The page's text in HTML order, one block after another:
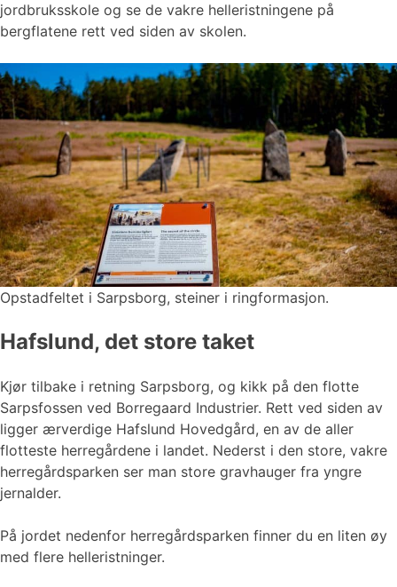
jordbruksskole og se de vakre helleristningene på
bergflatene rett ved siden av skolen.
Opstadfeltet i Sarpsborg, steiner i ringformasjon.
Hafslund, det store taket
Kjør tilbake i retning Sarpsborg, og kikk på den flotte
Sarpsfossen ved Borregaard Industrier. Rett ved siden av
ligger ærverdige Hafslund Hovedgård, en av de aller
flotteste herregårdene i landet. Nederst i den store, vakre
herregårdsparken ser man store gravhauger fra yngre
jernalder.
På jordet nedenfor herregårdsparken finner du en liten øy
med flere helleristninger.